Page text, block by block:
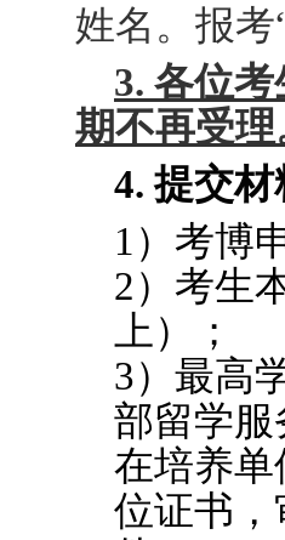
姓名。报
3. 各位考
期不再受理
4.提交材
1 ）考博
2）考生
上）；
3）最高
部留学
在培养
位证书